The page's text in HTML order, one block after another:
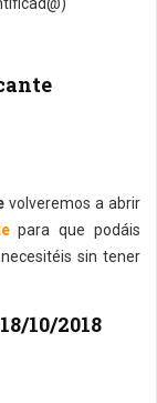
volveremos a abrir
para que podáis
sin tener
10/2018